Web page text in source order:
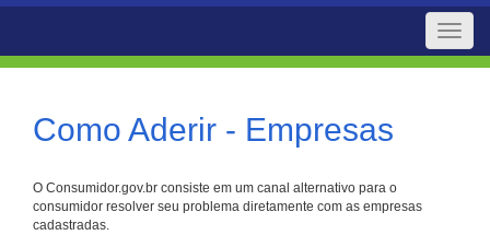
Toggle
Como Aderir - Empresas
O Consumidor.gov.br consiste em um canal alternativo para o
consumidor resolver seu problema diretamente com as empresas
cadastradas.